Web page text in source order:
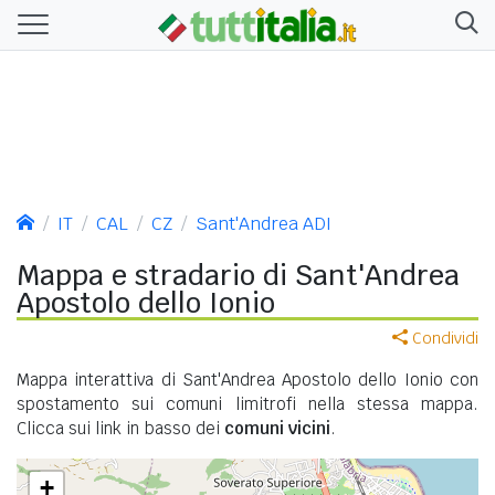
IT CAL CZ Sant'Andrea ADI
Mappa e stradario di Sant'Andrea
Apostolo dello Ionio
Condividi
Mappa interattiva di Sant'Andrea Apostolo dello Ionio con
spostamento sui comuni limitrofi nella stessa mappa.
Clicca sui link in basso dei comuni vicini.
+